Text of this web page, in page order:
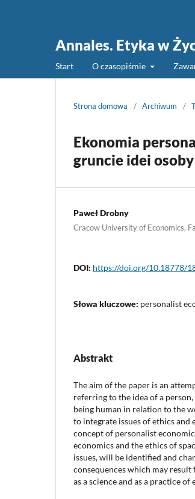
Annales. Etyka w
Start O czasopiśmie
Strona domowa / Archiwum /
Ekonomia
gruncie idei osoby
Paweł Drobny
Cracow University of Economics,
DOI: https://doi.org/10.18778/
Słowa kluczowe: personalist
Abstrakt
The aim of the paper is an
referring to the idea of a
being human in relation to the
to integrate issues of ethics and
concept of personalist
economics and the ethics of
issues, will be identified and
consequences which may
as a science and as a practice of